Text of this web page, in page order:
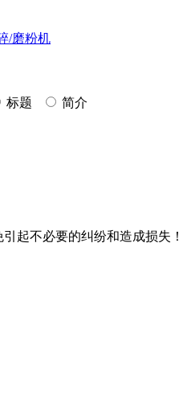
/磨粉机
标题
简介
起不必要的纠纷和造成损失！